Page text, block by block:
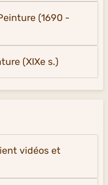
(1690 -
(XIXe s.)
vidéos et